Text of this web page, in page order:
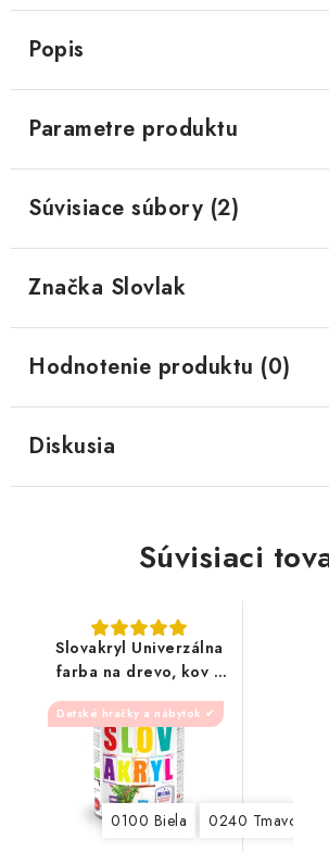
Popis
Parametre produktu
Súvisiace súbory (2)
Značka Slovlak
Hodnotenie produktu (0)
Diskusia
Súvisiaci
Slovakryl Univerzálna
farba na drevo, kov a
Detské hračky a nábytok ✔
0100 Biela 0240 Tmavohnedý